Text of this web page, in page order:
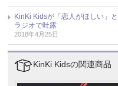
KinKi Kidsが「恋人がほしい」
ラジオで吐露
2018年4月25日
KinKi Kidsの関連商品